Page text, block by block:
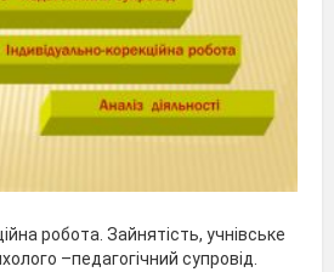
робота. Зайнятість, учнівське
–педагогічний супровід.